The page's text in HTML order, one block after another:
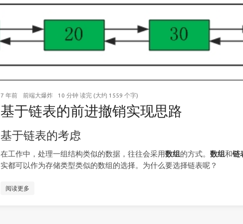
7 年前 前端大爆炸 10 分钟 读完 (大约 1559 个字)
基于链表的前进撤销实现思路
基于链表的考虑
在工作中，处理一组结构类似的数据，往往会采用数组的方式。数组和链
实都可以作为存储类型类似的数组的选择。为什么要选择链表呢？
阅读更多